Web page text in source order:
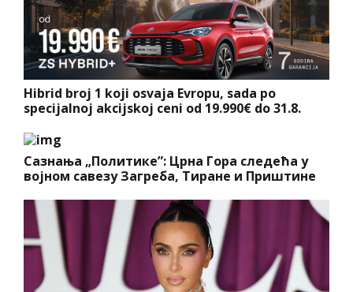
Hibrid broj 1 koji osvaja Evropu, sada po
specijalnoj akcijskoj ceni od 19.990€ do 31.8.
Сазнања „Политике”: Црна Гора следећа у
војном савезу Загреба, Тиране и Приштине